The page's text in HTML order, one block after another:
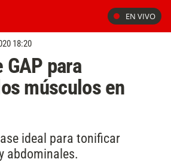
EN VIVO
18:20
GAP para
músculos en
ideal para tonificar
abdominales.